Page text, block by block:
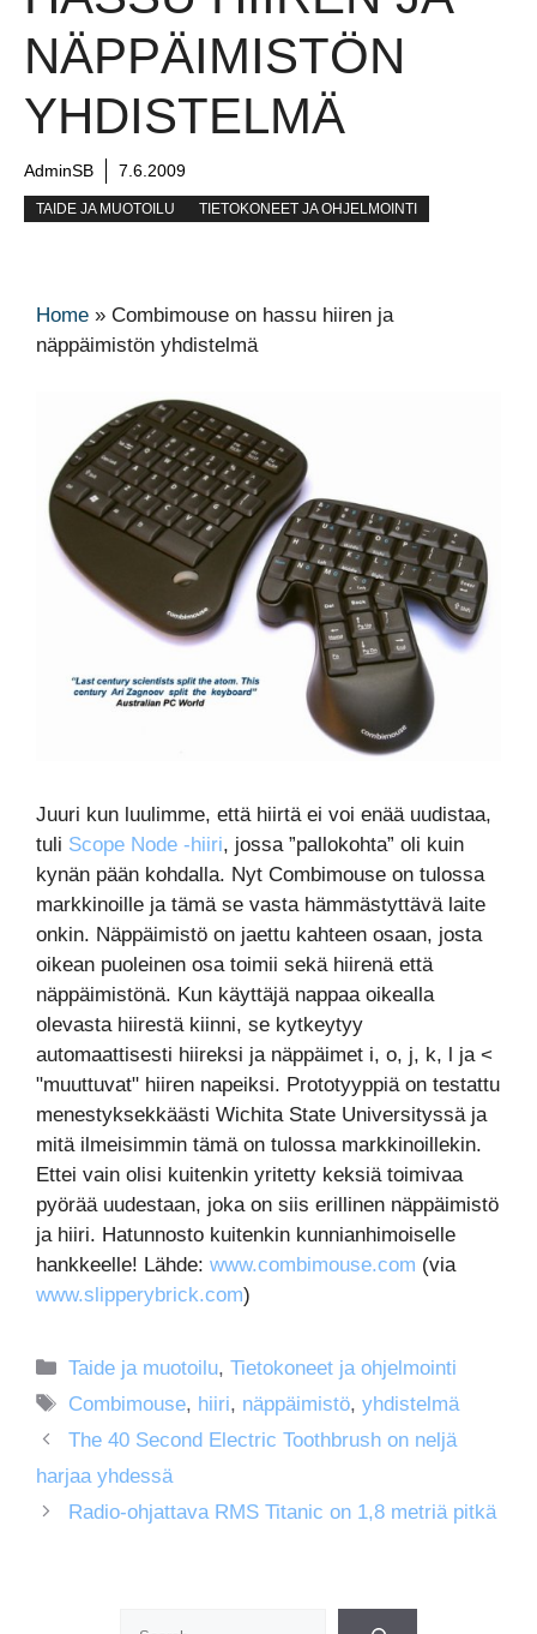
NÄPPÄIMISTÖN
YHDISTELMÄ
AdminSB 7.6.2009
TAIDE JA MUOTOILU TIETOKONEET JA OHJELMOINTI
Home » Combimouse on hassu hiiren ja
näppäimistön yhdistelmä
Juuri kun luulimme, että hiirtä ei voi enää uudistaa,
tuli Scope Node -hiiri, jossa ”pallokohta” oli kuin
kynän pään kohdalla. Nyt Combimouse on tulossa
markkinoille ja tämä se vasta hämmästyttävä laite
onkin. Näppäimistö on jaettu kahteen osaan, josta
oikean puoleinen osa toimii sekä hiirenä että
näppäimistönä. Kun käyttäjä nappaa oikealla
olevasta hiirestä kiinni, se kytkeytyy
automaattisesti hiireksi ja näppäimet i, o, j, k, l ja <
"muuttuvat" hiiren napeiksi. Prototyyppiä on testattu
menestyksekkäästi Wichita State Universityssä ja
mitä ilmeisimmin tämä on tulossa markkinoillekin.
Ettei vain olisi kuitenkin yritetty keksiä toimivaa
pyörää uudestaan, joka on siis erillinen näppäimistö
ja hiiri. Hatunnosto kuitenkin kunnianhimoiselle
hankkeelle! Lähde: www.combimouse.com (via
www.slipperybrick.com)
Kategoriat
Taide ja muotoilu,Tietokoneet ja ohjelmointi
Avainsanat
Combimouse, hiiri, näppäimistö,yhdistelmä
The 40 Second Electric Toothbrush on neljä
harjaa yhdessä
Radio-ohjattava RMS Titanic on 1,8 metriä pitkä